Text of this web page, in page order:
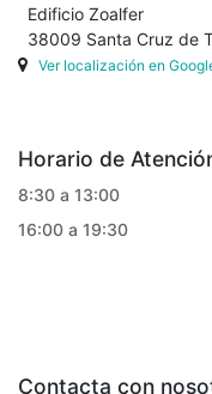
Edificio Zoalfer
38009 Santa Cruz de
Ver localización en
Horario de
8:30 a 13:00
16:00 a 19:30
Contacta con